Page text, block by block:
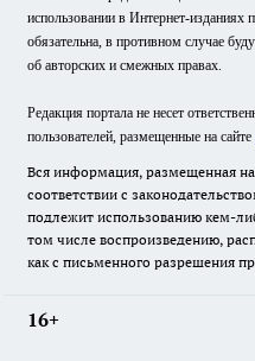
использовании в Интернет-изданиях
обязательна, в противном случае
об авторских и смежных правах.
Редакция портала не несет
пользователей, размещенные на сайте
Вся информация, размещенная
соответствии с
подлежит использованию кем-
том числе воспроизведению,
как с письменного разрешения
16+